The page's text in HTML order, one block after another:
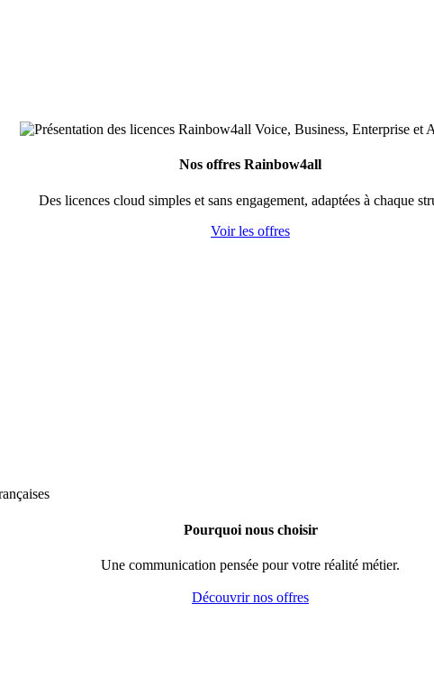
Nos offres Rainbow4all
Des licences cloud simples et sans engagement, adaptées à chaque
Voir les offres
Pourquoi nous choisir
Une communication pensée pour votre réalité métier.
Découvrir nos offres